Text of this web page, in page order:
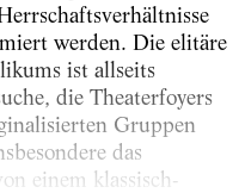
werden. Die elitäre
ist allseits
die Theaterfoyers
Gruppen
das
einem klassisch-